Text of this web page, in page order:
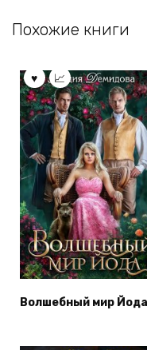
Похожие книги
Волшебный мир Йода